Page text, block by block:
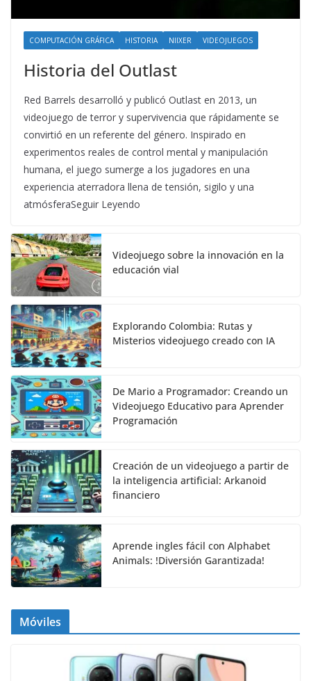
COMPUTACIÓN GRÁFICA HISTORIA NIIXER VIDEOJUEGOS
Historia del Outlast
Red Barrels desarrolló y publicó Outlast en 2013, un
videojuego de terror y supervivencia que rápidamente se
convirtió en un referente del género. Inspirado en
experimentos reales de control mental y manipulación
humana, el juego sumerge a los jugadores en una
experiencia aterradora llena de tensión, sigilo y una
atmósferaSeguir Leyendo
Videojuego sobre la innovación en la
educación vial
Explorando Colombia: Rutas y
Misterios videojuego creado con IA
De Mario a Programador: Creando un
Videojuego Educativo para Aprender
Programación
Creación de un videojuego a partir de
la inteligencia artificial: Arkanoid
financiero
Aprende ingles fácil con Alphabet
Animals: !Diversión Garantizada!
Móviles